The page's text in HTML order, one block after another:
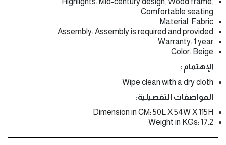
Comfortable seating
Material: Fabric
Assembly: Assembly is required and provided
Warranty: 1 year
Color: Beige
الإهتمام :
Wipe clean with a dry cloth
المواصفات التفصيلية:
Dimension in CM: 50L X 54W X 115H
Weight in KGs: 17.2